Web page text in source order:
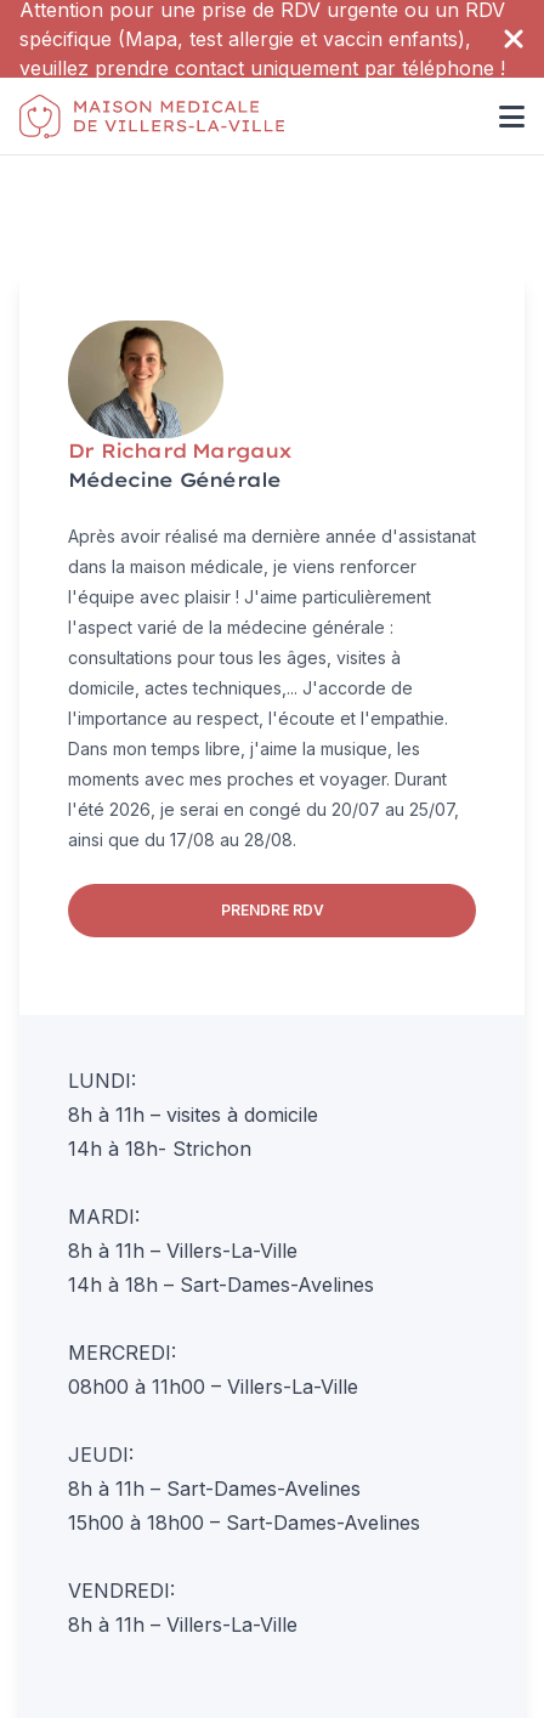
Attention pour une prise de RDV urgente ou un RDV
spécifique (Mapa, test allergie et vaccin enfants),
veuillez prendre contact uniquement par téléphone !
Dr Richard Margaux
Médecine Générale
Après avoir réalisé ma dernière année d'assistanat
dans la maison médicale, je viens renforcer
l'équipe avec plaisir ! J'aime particulièrement
l'aspect varié de la médecine générale :
consultations pour tous les âges, visites à
domicile, actes techniques,... J'accorde de
l'importance au respect, l'écoute et l'empathie.
Dans mon temps libre, j'aime la musique, les
moments avec mes proches et voyager. Durant
l'été 2026, je serai en congé du 20/07 au 25/07,
ainsi que du 17/08 au 28/08.
PRENDRE RDV
LUNDI:
8h à 11h – visites à domicile
14h à 18h- Strichon
MARDI:
8h à 11h – Villers-La-Ville
14h à 18h – Sart-Dames-Avelines
MERCREDI:
08h00 à 11h00 – Villers-La-Ville
JEUDI:
8h à 11h – Sart-Dames-Avelines
15h00 à 18h00 – Sart-Dames-Avelines
VENDREDI:
8h à 11h – Villers-La-Ville